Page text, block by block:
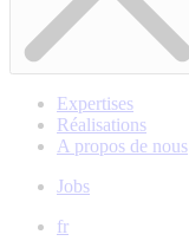
Expertises
Réalisations
A propos de nous
Jobs
fr